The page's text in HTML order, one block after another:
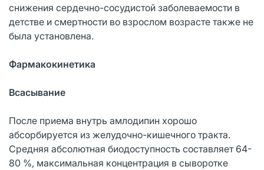
снижения сердечно-сосудистой заболеваемости в
детстве и смертности во взрослом возрасте также не
была установлена.
Фармакокинетика
Всасывание
После приема внутрь амлодипин хорошо
абсорбируется из желудочно-кишечного тракта.
Средняя абсолютная биодоступность составляет 64-
80 %, максимальная концентрация в сыворотке